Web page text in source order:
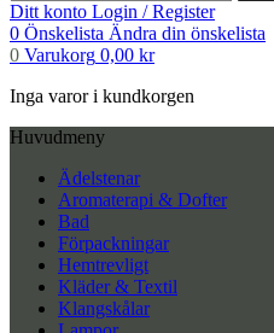
Ditt konto Login / Register
0 Önskelista Ändra din önskelista
0 Varukorg 0,00 kr
Inga varor i kundkorgen
Huvudmeny
Ädelstenar
Aromaterapi & Dofter
Bad
Förpackningar
Hemtrevligt
Kläder & Textil
Klangskålar